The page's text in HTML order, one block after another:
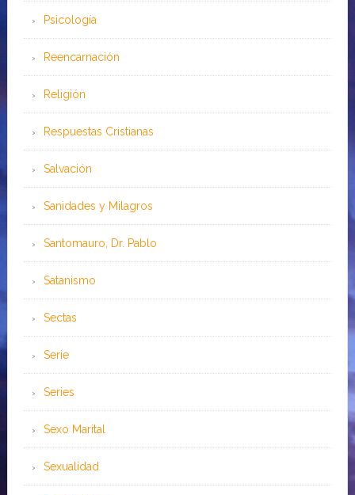
Psicología
Reencarnación
Religión
Respuestas Cristianas
Salvación
Sanidades y Milagros
Santomauro, Dr. Pablo
Satanismo
Sectas
Serie
Series
Sexo Marital
Sexualidad